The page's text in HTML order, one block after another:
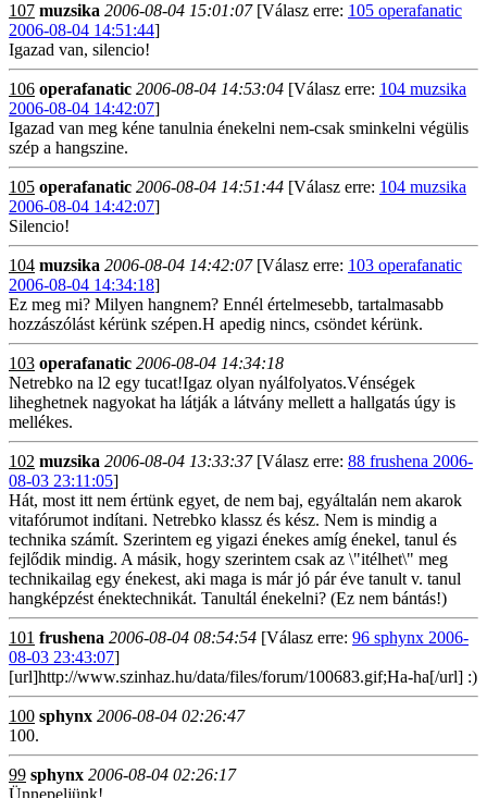
107 muzsika 2006-08-04 15:01:07[Válasz erre: 105 operafanatic
2006-08-04 14:51:44]
Igazad van, silencio!
106 operafanatic 2006-08-04 14:53:04 [Válasz erre: 104 muzsika
2006-08-04 14:42:07]
Igazad van meg kéne tanulnia énekelni nem-csak sminkelni végülis
szép a hangszine.
105 operafanatic 2006-08-04 14:51:44 [Válasz erre: 104 muzsika
2006-08-04 14:42:07]
Silencio!
104 muzsika 2006-08-04 14:42:07[Válasz erre: 103 operafanatic
2006-08-04 14:34:18]
Ez meg mi? Milyen hangnem? Ennél értelmesebb, tartalmasabb
hozzászólást kérünk szépen.H apedig nincs, csöndet kérünk.
103 operafanatic 2006-08-04 14:34:18
Netrebko na l2 egy tucat!Igaz olyan nyálfolyatos.Vénségek
liheghetnek nagyokat ha látják a látvány mellett a hallgatás úgy is
mellékes.
102 muzsika 2006-08-04 13:33:37[Válasz erre: 88 frushena 2006-
08-03 23:11:05]
Hát, most itt nem értünk egyet, de nem baj, egyáltalán nem akarok
vitafórumot indítani. Netrebko klassz és kész. Nem is mindig a
technika számít. Szerintem eg yigazi énekes amíg énekel, tanul és
fejlődik mindig. A másik, hogy szerintem csak az \"itélhet\" meg
technikailag egy énekest, aki maga is már jó pár éve tanult v. tanul
hangképzést énektechnikát. Tanultál énekelni? (Ez nem bántás!)
101 frushena 2006-08-04 08:54:54 [Válasz erre: 96 sphynx 2006-
08-03 23:43:07]
[url]http://www.szinhaz.hu/data/files/forum/100683.gif;Ha-ha[/url] :)
100 sphynx 2006-08-04 02:26:47
100.
99 sphynx 2006-08-04 02:26:17
Ünnepeljünk!